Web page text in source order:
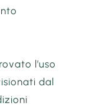
l’uso
dal